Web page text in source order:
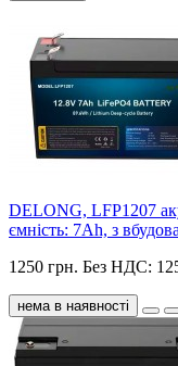
DELONG, LFP1207
ємність: 7Ah, з
1250 грн. Без НДС:
нема в наявності